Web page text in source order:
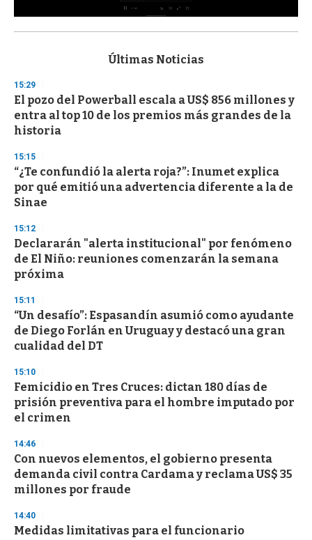
s
d
s
o
f
3
s
e
o
n
Últimas Noticias
15:29
El pozo del Powerball escala a US$ 856 millones y
entra al top 10 de los premios más grandes de la
historia
15:15
“¿Te confundió la alerta roja?”: Inumet explica
por qué emitió una advertencia diferente a la de
Sinae
15:12
Declararán "alerta institucional" por fenómeno
de El Niño: reuniones comenzarán la semana
próxima
15:11
“Un desafío”: Espasandín asumió como ayudante
de Diego Forlán en Uruguay y destacó una gran
cualidad del DT
15:10
Femicidio en Tres Cruces: dictan 180 días de
prisión preventiva para el hombre imputado por
el crimen
14:46
Con nuevos elementos, el gobierno presenta
demanda civil contra Cardama y reclama US$ 35
millones por fraude
14:40
Medidas limitativas para el funcionario